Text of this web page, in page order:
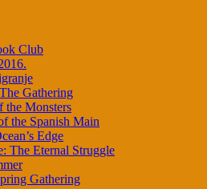
Club
Gathering
the Monsters
the Spanish Main
Edge
The Eternal Struggle
Gathering